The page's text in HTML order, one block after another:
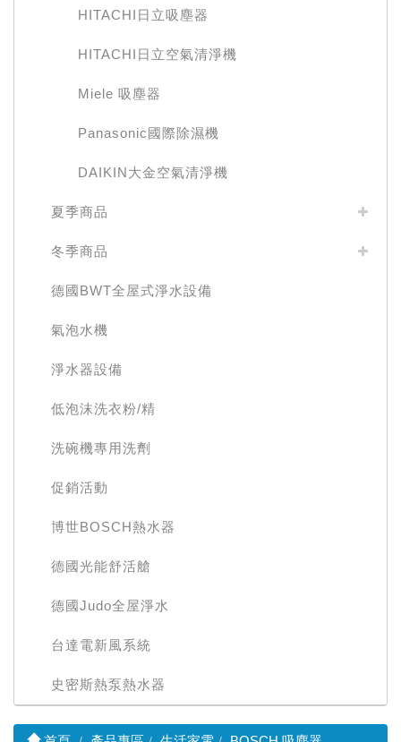
HITACHI日立吸塵器
HITACHI日立空氣清淨機
Miele 吸塵器
Panasonic國際除濕機
DAIKIN大金空氣清淨機
夏季商品
冬季商品
德國BWT全屋式淨水設備
氣泡水機
淨水器設備
低泡沫洗衣粉/精
洗碗機專用洗劑
促銷活動
博世BOSCH熱水器
德國光能舒活艙
德國Judo全屋淨水
台達電新風系統
史密斯熱泵熱水器